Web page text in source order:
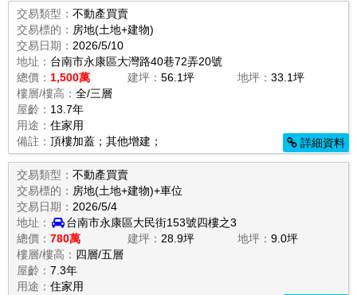
交易類型： 不動產買賣
交易標的： 房地(土地+建物)
交易日期： 2026/5/10
地址： 台南市永康區大灣路40巷72弄20號
總價： 1,500萬 建坪： 56.1坪 地坪：33.1坪
樓層/樓高： 全/三層
屋齡： 13.7年
用途： 住家用
備註： 頂樓加蓋；其他增建； 詳細資料
交易類型： 不動產買賣
交易標的： 房地(土地+建物)+車位
交易日期： 2026/5/4
地址：
台南市永康區大民街153號四樓之3
總價： 780萬 建坪： 28.9坪 地坪：9.0坪
樓層/樓高： 四層/五層
屋齡： 7.3年
用途： 住家用